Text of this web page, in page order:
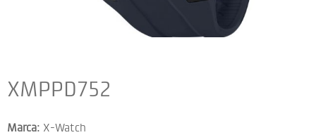
XMPPD752
Marca: X-Watch